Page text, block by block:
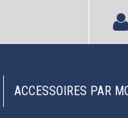
ACCESSOIRES PAR